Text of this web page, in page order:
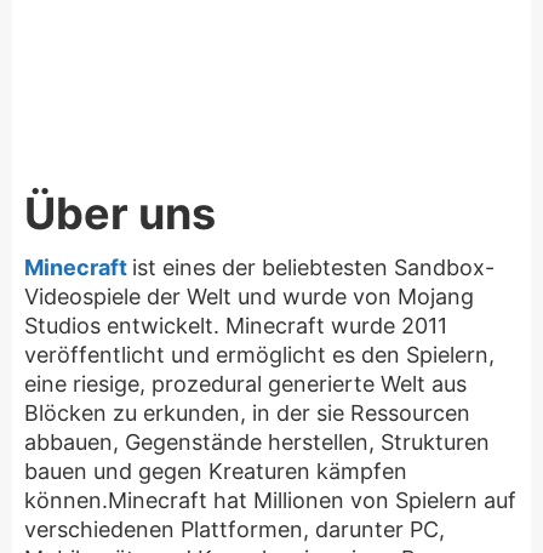
Über uns
Minecraft ist eines der beliebtesten Sandbox-
Videospiele der Welt und wurde von Mojang
Studios entwickelt. Minecraft wurde 2011
veröffentlicht und ermöglicht es den Spielern,
eine riesige, prozedural generierte Welt aus
Blöcken zu erkunden, in der sie Ressourcen
abbauen, Gegenstände herstellen, Strukturen
bauen und gegen Kreaturen kämpfen
können.Minecraft hat Millionen von Spielern auf
verschiedenen Plattformen, darunter PC,